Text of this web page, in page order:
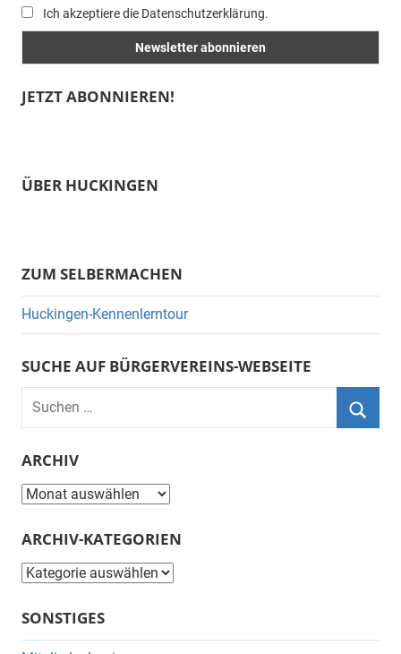
Ich akzeptiere die Datenschutzerklärung.
JETZT ABONNIEREN!
ÜBER HUCKINGEN
ZUM SELBERMACHEN
Huckingen-Kennenlerntour
SUCHE AUF BÜRGERVEREINS-WEBSEITE
Suchen
nach:
ARCHIV
Archiv
ARCHIV-KATEGORIEN
Archiv-
SONSTIGES